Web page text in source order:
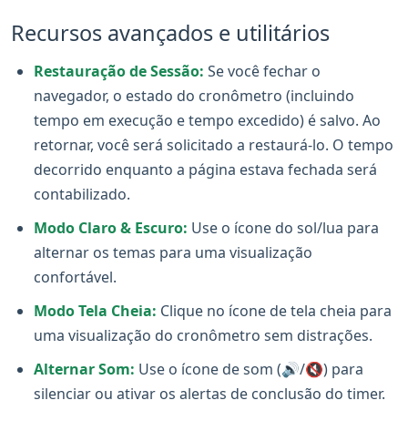
Recursos avançados e utilitários
Restauração de Sessão: Se você fechar o
navegador, o estado do cronômetro (incluindo
tempo em execução e tempo excedido) é salvo. Ao
retornar, você será solicitado a restaurá-lo. O tempo
decorrido enquanto a página estava fechada será
contabilizado.
Modo Claro & Escuro: Use o ícone do sol/lua para
alternar os temas para uma visualização
confortável.
Modo Tela Cheia: Clique no ícone de tela cheia para
uma visualização do cronômetro sem distrações.
Alternar Som: Use o ícone de som (🔊/🔇) para
silenciar ou ativar os alertas de conclusão do timer.